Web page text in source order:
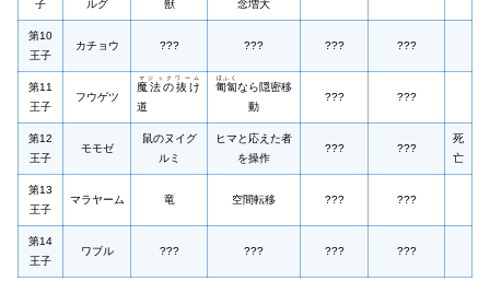
子 ルグ 獣 念増大
第10
王子
カチョウ ??? ??? ??? ???
第11
王子
フウゲツ
魔法の抜け
道
マジックワーム
匍匐
ほふく
なら隠密移
動
??? ???
第12
王子
モモゼ
鼠のヌイグ
ルミ
ヒマと応えた者
を操作
??? ???
死
亡
第13
王子
マラヤーム 竜 空間転移 ??? ???
第14
王子
ワブル ??? ??? ??? ???